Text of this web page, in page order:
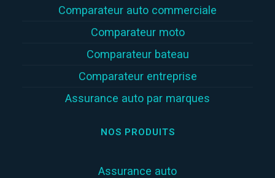
Comparateur auto commerciale
Comparateur moto
Comparateur bateau
Comparateur entreprise
Assurance auto par marques
NOS PRODUITS
Assurance auto